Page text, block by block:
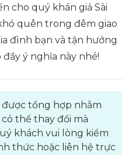
cho quý khán giả Sài
quên trong đêm giao
đình bạn và tận hưởng
ý nghĩa này nhé!
tổng hợp nhằm
thể thay đổi mà
khách vui lòng kiểm
thức hoặc liên hệ trực